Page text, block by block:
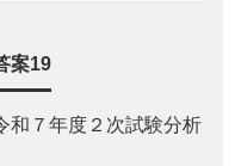
案19
７年度２次試験分析